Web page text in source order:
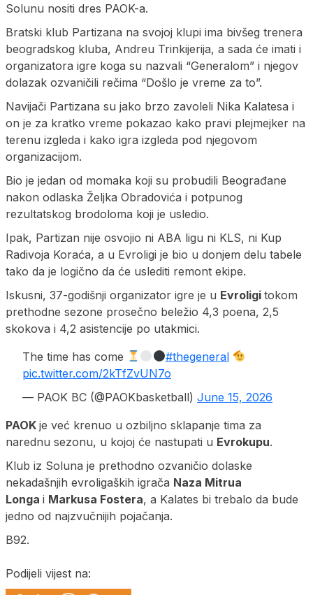
Solunu nositi dres PAOK-a.
Bratski klub Partizana na svojoj klupi ima bivšeg trenera
beogradskog kluba, Andreu Trinkijerija, a sada će imati i
organizatora igre koga su nazvali “Generalom” i njegov
dolazak ozvaničili rečima “Došlo je vreme za to”.
Navijači Partizana su jako brzo zavoleli Nika Kalatesa i
on je za kratko vreme pokazao kako pravi plejmejker na
terenu izgleda i kako igra izgleda pod njegovom
organizacijom.
Bio je jedan od momaka koji su probudili Beograđane
nakon odlaska Željka Obradovića i potpunog
rezultatskog brodoloma koji je usledio.
Ipak, Partizan nije osvojio ni ABA ligu ni KLS, ni Kup
Radivoja Koraća, a u Evroligi je bio u donjem delu tabele
tako da je logično da će uslediti remont ekipe.
Iskusni, 37-godišnji organizator igre je u Evroligi tokom
prethodne sezone prosečno beležio 4,3 poena, 2,5
skokova i 4,2 asistencije po utakmici.
The time has come
#thegeneral
pic.twitter.com/2kTfZvUN7o
— PAOK BC (@PAOKbasketball) June 15, 2026
PAOK je već krenuo u ozbiljno sklapanje tima za
narednu sezonu, u kojoj će nastupati u Evrokupu.
Klub iz Soluna je prethodno ozvaničio dolaske
nekadašnjih evroligaških igrača Naza Mitrua
Longa i Markusa Fostera, a Kalates bi trebalo da bude
jedno od najzvučnijih pojačanja.
B92.
Podijeli vijest na: